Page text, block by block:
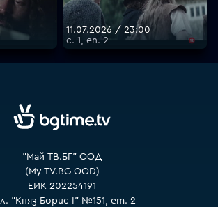
11.07.2026 / 23:00
с. 1, еп. 2
"Май ТВ.БГ" ООД
(My TV.BG OOD)
ЕИК 202254191
"Княз Борис I" №151, ет. 2